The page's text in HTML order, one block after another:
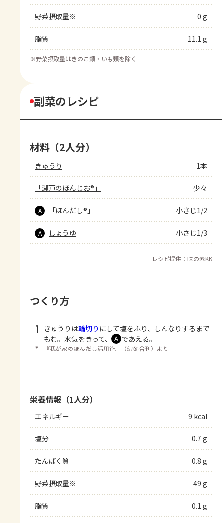
野菜摂取量※ 0 g
脂質 11.1 g
※野菜摂取量はきのこ類・いも類を除く
副菜のレシピ
材料（2人分）
きゅうり 1本
「瀬戸のほんじお®」 少々
A 「ほんだし®」 小さじ1/2
A しょうゆ 小さじ1/3
レシピ提供：味の素KK
つくり方
1 きゅうりは輪切り にして塩をふり、しんなりするまで
もむ。水気をきって、
Ａ であえる。
＊ 『我が家のほんだし活用術』（幻冬舎刊）より
栄養情報（1人分）
エネルギー 9 kcal
塩分 0.7 g
たんぱく質 0.8 g
野菜摂取量※ 49 g
脂質 0.1 g